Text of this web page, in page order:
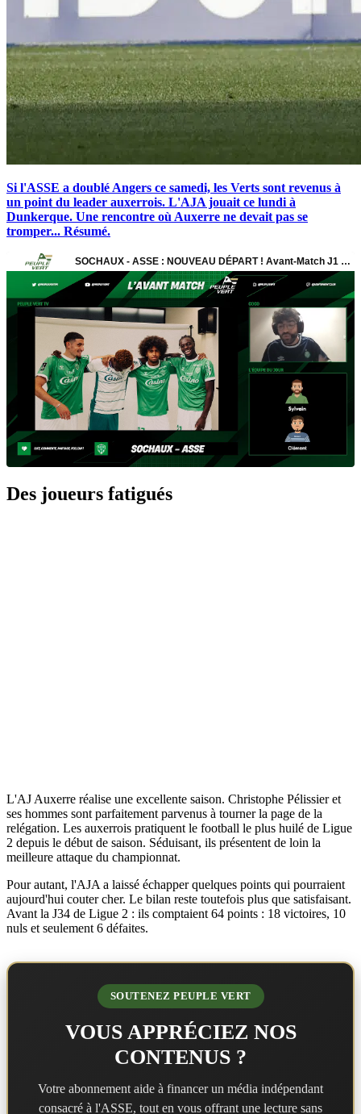
Si l'ASSE a doublé Angers ce samedi, les Verts sont revenus à
un point du leader auxerrois. L'AJA jouait ce lundi à
Dunkerque. Une rencontre où Auxerre ne devait pas se
tromper... Résumé.
Des joueurs fatigués
L'AJ Auxerre réalise une excellente saison. Christophe Pélissier et
ses hommes sont parfaitement parvenus à tourner la page de la
relégation. Les auxerrois pratiquent le football le plus huilé de Ligue
2 depuis le début de saison. Séduisant, ils présentent de loin la
meilleure attaque du championnat.
Pour autant, l'AJA a laissé échapper quelques points qui pourraient
aujourd'hui couter cher. Le bilan reste toutefois plus que satisfaisant.
Avant la J34 de Ligue 2 : ils comptaient 64 points : 18 victoires, 10
nuls et seulement 6 défaites.
SOUTENEZ PEUPLE VERT
VOUS APPRÉCIEZ NOS
CONTENUS ?
Votre abonnement aide à financer un média indépendant
consacré à l'ASSE, tout en vous offrant une lecture sans